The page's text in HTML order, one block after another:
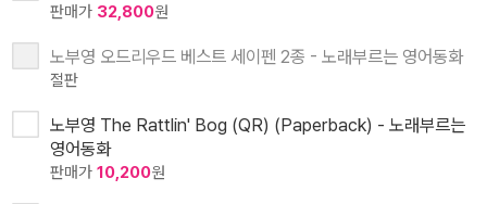
판매가 32,800원
노부영 오드리우드 베스트 세이펜 2종 - 노래부르는 영어동화
절판
노부영 The Rattlin' Bog (QR) (Paperback) - 노래부르는
영어동화
판매가 10,200원